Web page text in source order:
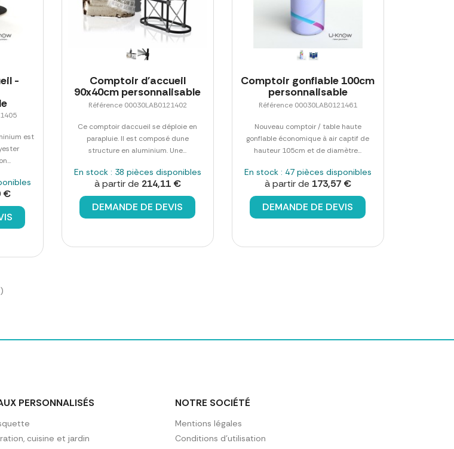
-
est
€
Comptoir d'accueil
90x40cm personnalisable
Référence 00030LAB0121402
Ce comptoir daccueil se déploie en
parapluie. Il est composé dune
structure en aluminium. Une...
En stock : 38 pièces disponibles
à partir de 214,11 €
DEMANDE DE DEVIS
Comptoir gonflable 100cm
personnalisable
Référence 00030LAB0121461
Nouveau comptoir / table haute
gonflable économique à air captif de
hauteur 105cm et de diamètre...
En stock : 47 pièces disponibles
à partir de 173,57 €
DEMANDE DE DEVIS
PERSONNALISÉS
cuisine et jardin
NOTRE SOCIÉTÉ
Mentions légales
Conditions d'utilisation